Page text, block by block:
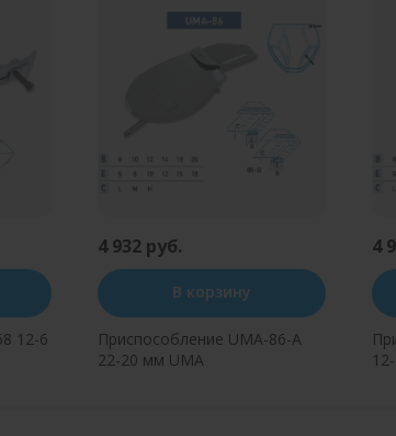
12-6
4 932 руб.
В корзину
Приспособление UMA-86-A
22-20 мм UMA
4